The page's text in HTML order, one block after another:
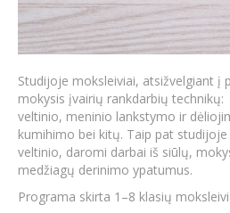
Studijoje moksleiviai, atsižvelgiant į
mokysis įvairių rankdarbių
veltinio, meninio lankstymo ir
kumihimo bei kitų. Taip pat studijoje
veltinio, daromi darbai iš siūlų,
medžiagų derinimo ypatumus.
Programa skirta 1–8 klasių